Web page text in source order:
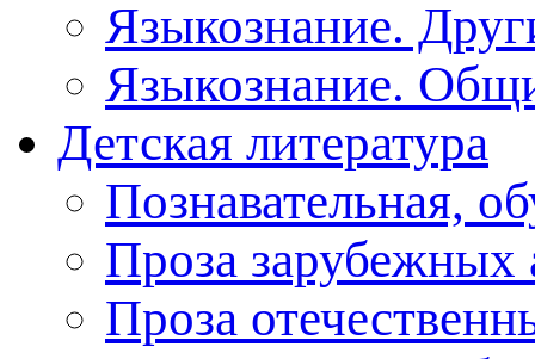
Языкознание.
Языкознание.
Детская литература
Познавательная,
Проза зарубежных
Проза